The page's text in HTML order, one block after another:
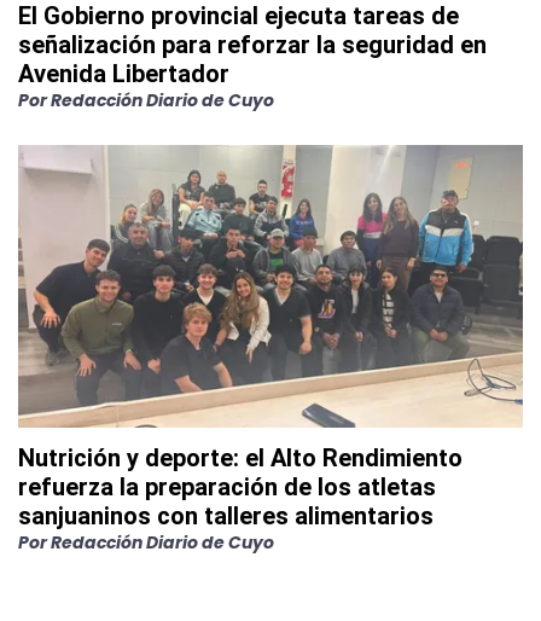
El Gobierno provincial ejecuta tareas de
señalización para reforzar la seguridad en
Avenida Libertador
PorRedacción Diario de Cuyo
Nutrición y deporte: el Alto Rendimiento
refuerza la preparación de los atletas
sanjuaninos con talleres alimentarios
PorRedacción Diario de Cuyo